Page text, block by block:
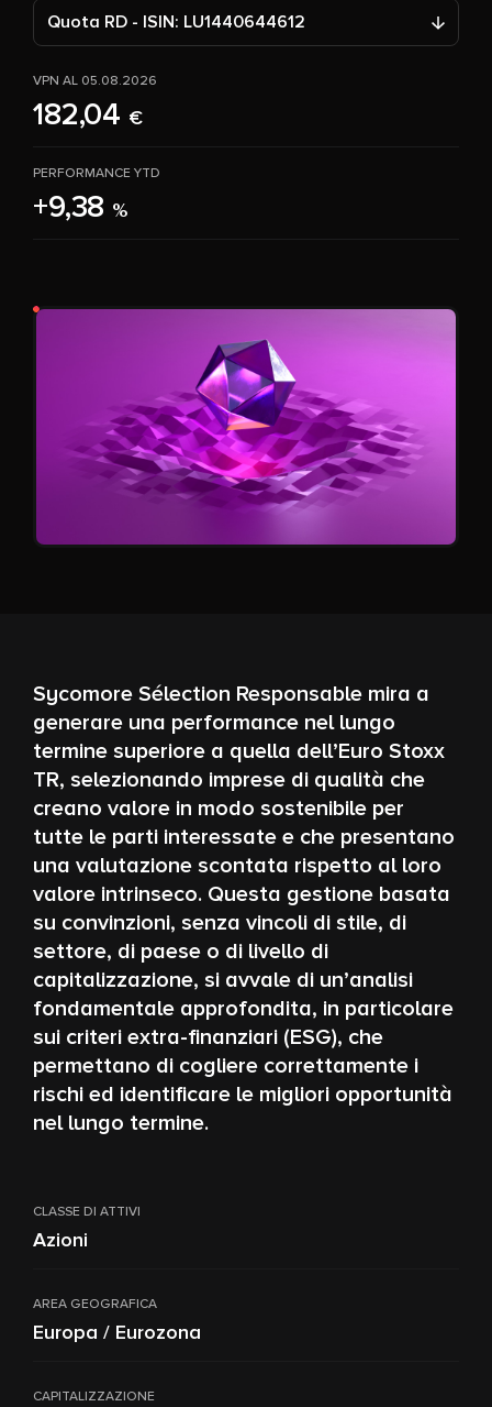
Quota RD - ISIN: LU1440644612
VPN AL 05.08.2026
182,04 €
PERFORMANCE YTD
+9,38 %
Sycomore Sélection Responsable mira a
generare una performance nel lungo
termine superiore a quella dell’Euro Stoxx
TR, selezionando imprese di qualità che
creano valore in modo sostenibile per
tutte le parti interessate e che presentano
una valutazione scontata rispetto al loro
valore intrinseco. Questa gestione basata
su convinzioni, senza vincoli di stile, di
settore, di paese o di livello di
capitalizzazione, si avvale di un’analisi
fondamentale approfondita, in particolare
sui criteri extra-finanziari (ESG), che
permettano di cogliere correttamente i
rischi ed identificare le migliori opportunità
nel lungo termine.
CLASSE DI ATTIVI
Azioni
AREA GEOGRAFICA
Europa / Eurozona
CAPITALIZZAZIONE